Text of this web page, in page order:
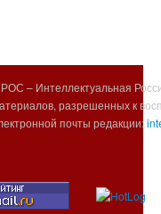
– Интеллектуальная
разрешенных к
почты редакции: